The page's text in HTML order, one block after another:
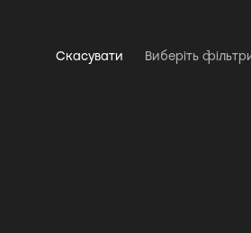
Fleetwood Mac
Скасувати Виберіть